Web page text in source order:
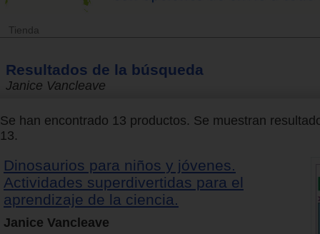
Tienda
Resultados de la búsqueda
Janice Vancleave
Se han encontrado 13 productos. Se muestran
13.
Dinosaurios para niños y jóvenes.
Actividades superdivertidas para el
aprendizaje de la ciencia.
Janice Vancleave